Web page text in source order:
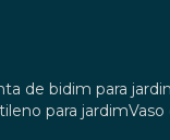
de bidim para
para jardim